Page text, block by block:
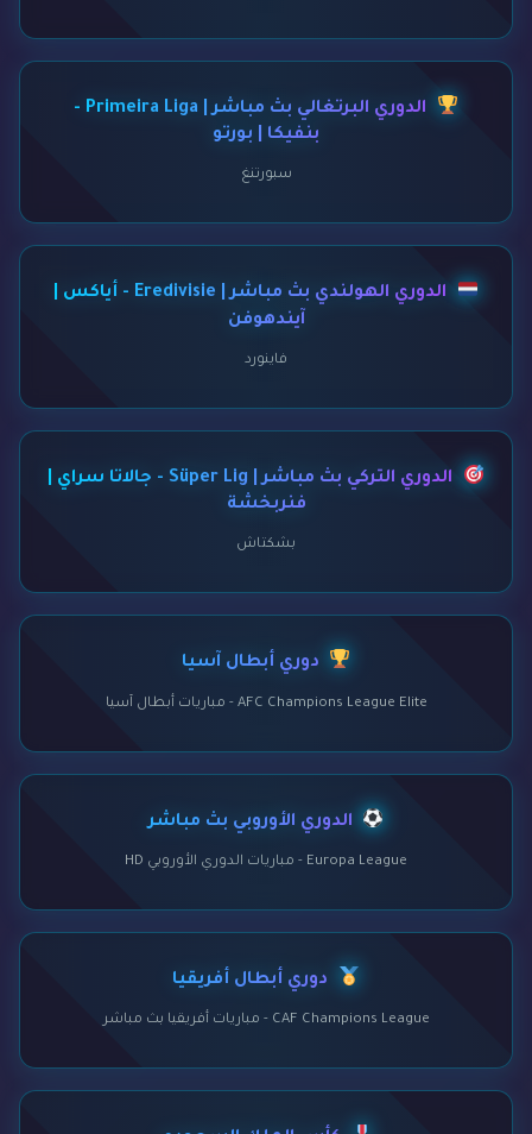
الدوري البرتغالي بث مباشر | Primeira Liga -
بنفيكا | بورتو
سبورتنغ
الدوري الهولندي بث مباشر | Eredivisie - أياكس |
آيندهوفن
فاينورد
الدوري التركي بث مباشر | Süper Lig - جالاتا سراي |
فنربخشة
بشكتاش
دوري أبطال آسيا
AFC Champions League Elite - مباريات أبطال آسيا
الدوري الأوروبي بث مباشر
Europa League - مباريات الدوري الأوروبي HD
دوري أبطال أفريقيا
CAF Champions League - مباريات أفريقيا بث مباشر